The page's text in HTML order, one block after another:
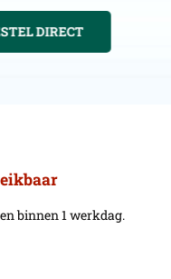
binnen 1 werkdag.